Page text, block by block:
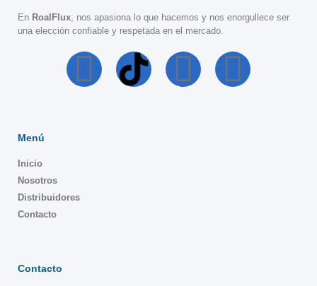
En RoalFlux, nos apasiona lo que hacemos y nos enorgullece ser
una elección confiable y respetada en el mercado.
Menú
Inicio
Nosotros
Distribuidores
Contacto
Contacto